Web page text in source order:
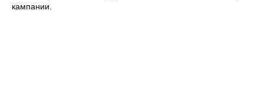
кампании.